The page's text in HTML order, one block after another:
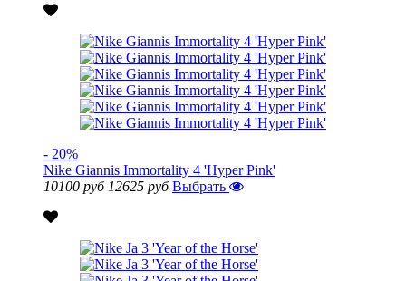
- 20%
Nike Giannis Immortality 4 'Hyper Pink'
10100 руб 12625 руб Выбрать